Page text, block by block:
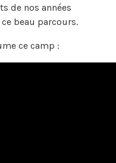
de nos années
beau parcours.
ce camp :